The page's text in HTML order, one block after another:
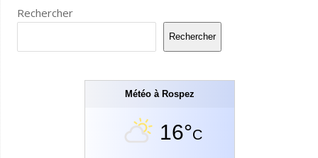
Rechercher
Rechercher
Météo à Rospez
16°C